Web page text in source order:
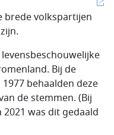
brede volkspartijen
Bij de
behaalden deze
de stemmen. (Bij
was dit gedaald